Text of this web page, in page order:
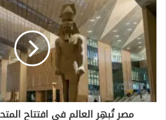
مصر تُبهِر العالم في افتتاح